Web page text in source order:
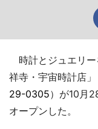
時計とジュエリ
祥寺・宇宙時計店
29-0305）が10月
オープンした。